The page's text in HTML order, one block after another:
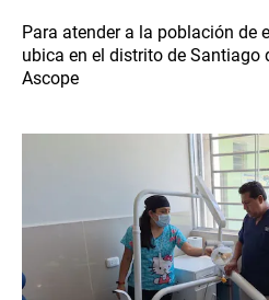
Para atender a la población de
ubica en el distrito de Santiago
Ascope